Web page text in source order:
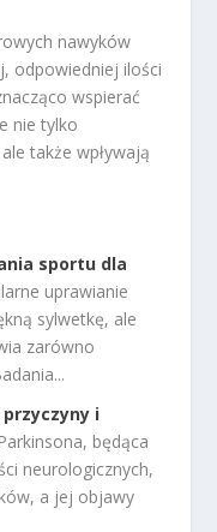
nawyków
odpowiedniej ilości
wspierać
nie tylko
także wpływają
sportu dla
uprawianie
sylwetkę, ale
zarówno
i
będąca
neurologicznych,
a jej objawy